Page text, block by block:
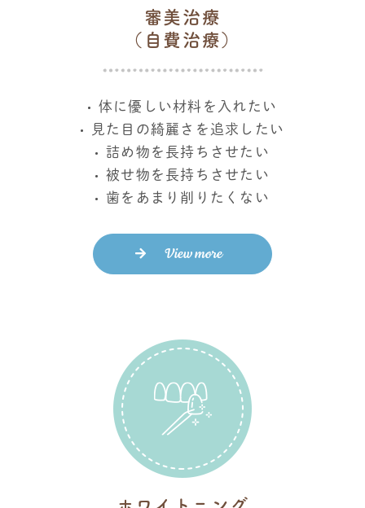
審美治療
（自費治療）
体に優しい材料を入れたい
見た目の綺麗さを追求したい
詰め物を長持ちさせたい
被せ物を長持ちさせたい
歯をあまり削りたくない
View more